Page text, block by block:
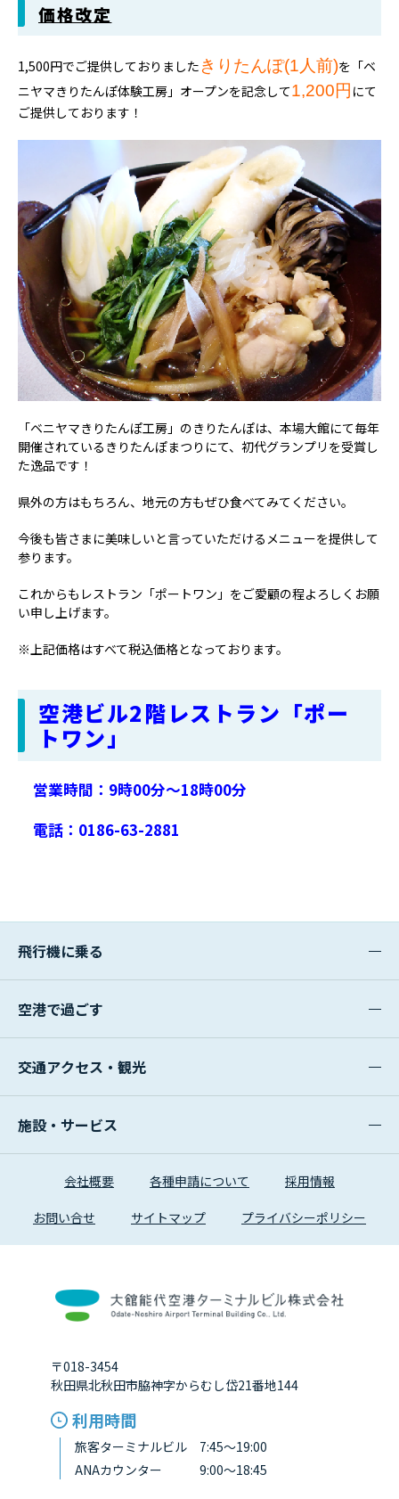
価格改定
1,500円でご提供しておりました きりたんぽ(1人前)を「ベ
ニヤマきりたんぽ体験工房」オープンを記念して1,200円 にて
ご提供しております！
「ベニヤマきりたんぽ工房」のきりたんぽは、本場大館にて毎年
開催されているきりたんぽまつりにて、初代グランプリを受賞し
た逸品です！
県外の方はもちろん、地元の方もぜひ食べてみてください。
今後も皆さまに美味しいと言っていただけるメニューを提供して
参ります。
これからもレストラン「ポートワン」をご愛顧の程よろしくお願
い申し上げます。
※上記価格はすべて税込価格となっております。
空港ビル2階レストラン「ポー
トワン」
営業時間：9時00分～18時00分
電話：0186-63-2881
飛行機に乗る
空港で過ごす
交通アクセス・観光
施設・サービス
会社概要 各種申請について 採用情報
お問い合せ サイトマップ プライバシーポリシー
〒018-3454
秋田県北秋田市脇神字からむし岱21番地144
利用時間
旅客ターミナルビル 7:45～19:00
ANAカウンター 9:00～18:45